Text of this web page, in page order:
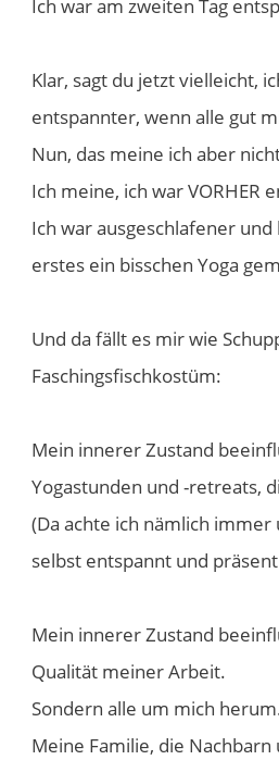
Ich war am zweiten Tag
Klar, sagt du jetzt vielleicht,
entspannter, wenn alle gut
Nun, das meine ich aber
Ich meine, ich war VORHER
Ich war ausgeschlafener
erstes ein bisschen Yoga
Und da fällt es mir wie
Faschingsfischkostüm:
Mein innerer Zustand
Yogastunden und -retreats,
(Da achte ich nämlich immer
selbst entspannt und
Mein innerer Zustand
Qualität meiner Arbeit.
Sondern alle um mich
Meine Familie, die